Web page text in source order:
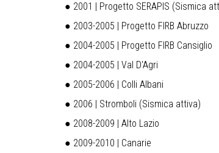
● 2001 | Progetto SERAPIS (Sismica
● 2003-2005 | Progetto FIRB Abruzzo
● 2004-2005 | Progetto FIRB Cansiglio
● 2004-2005 | Val D'Agri
● 2005-2006 | Colli Albani
● 2006 | Stromboli (Sismica attiva)
● 2008-2009 | Alto Lazio
● 2009-2010 | Canarie